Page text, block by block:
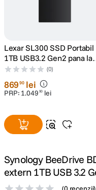
9. dji mic mini
10. dji osmo
Lexar SL300 SSD Portabil
1TB USB3.2 Gen2 pana la
R1050/W1000
(0)
86990 lei
PRP: 1.049 90 lei
Synology BeeDrive
extern 1TB USB 3.2